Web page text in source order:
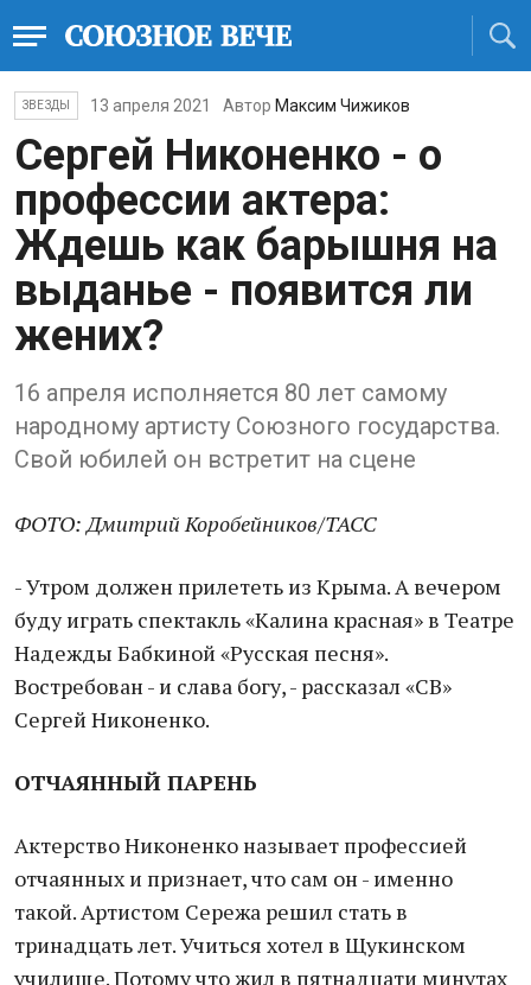
ЗВЕЗДЫ 13 апреля 2021 Автор Максим Чижиков
Сергей Никоненко - о
профессии актера:
Ждешь как барышня на
выданье - появится ли
жених?
16 апреля исполняется 80 лет самому
народному артисту Союзного государства.
Свой юбилей он встретит на сцене
ФОТО: Дмитрий Коробейников/ТАСС
- Утром должен прилететь из Крыма. А вечером
буду играть спектакль «Калина красная» в Театре
Надежды Бабкиной «Русская песня».
Востребован - и слава богу, - рассказал «СВ»
Сергей Никоненко.
ОТЧАЯННЫЙ ПАРЕНЬ
Актерство Никоненко называет профессией
отчаянных и признает, что сам он - именно
такой. Артистом Сережа решил стать в
тринадцать лет. Учиться хотел в Щукинском
училище. Потому что жил в пятнадцати минутах